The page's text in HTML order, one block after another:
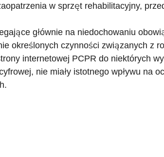
w sprzęt rehabilitacyjny,
głównie na niedochowaniu
określonych czynności związanych z
internetowej PCPR do niektórych
nie miały istotnego wpływu na